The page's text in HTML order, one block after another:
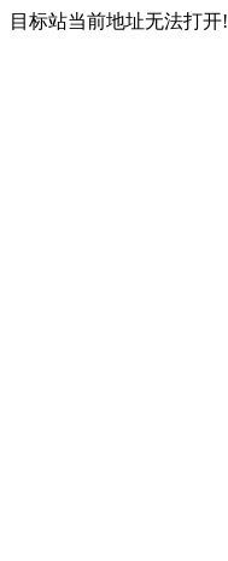
目标站当前地址无法打开!